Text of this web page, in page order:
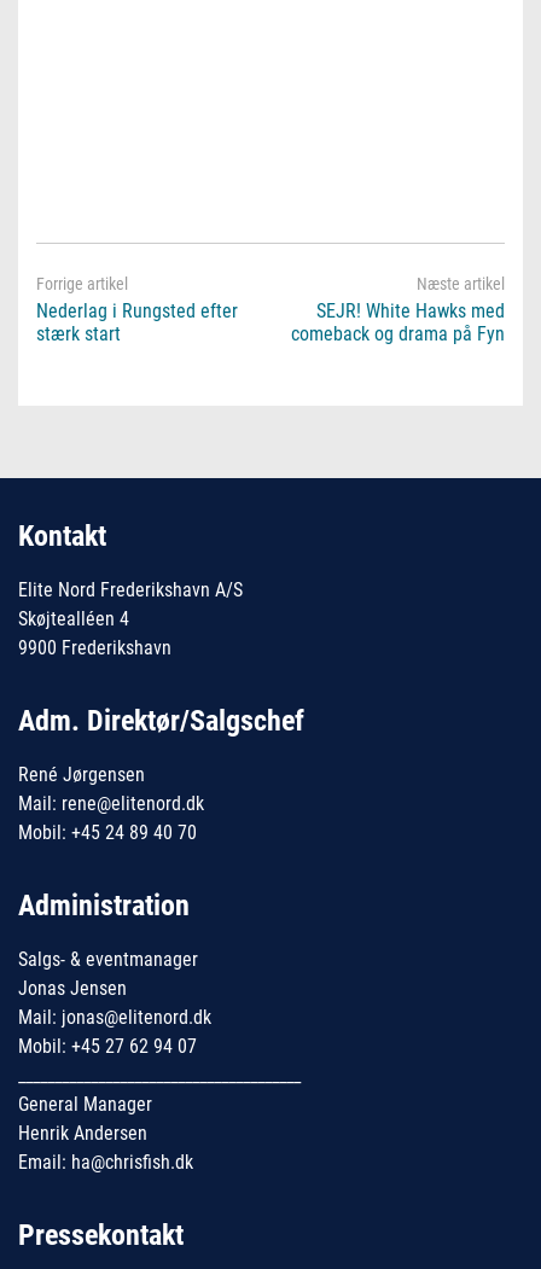
Nederlag i Rungsted efter
stærk start
SEJR! White Hawks med
comeback og drama på Fyn
Kontakt
Elite Nord Frederikshavn A/S
Skøjtealléen 4
9900 Frederikshavn
Adm. Direktør/Salgschef
René Jørgensen
Mail: rene@elitenord.dk
Mobil: +45 24 89 40 70
Administration
Salgs- & eventmanager
Jonas Jensen
Mail: jonas@elitenord.dk
Mobil: +45 27 62 94 07
General Manager
Henrik Andersen
Email: ha@chrisfish.dk
Pressekontakt